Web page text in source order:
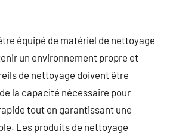
équipé de matériel de nettoyage
un environnement propre et
de nettoyage doivent être
la capacité nécessaire pour
tout en garantissant une
Les produits de nettoyage